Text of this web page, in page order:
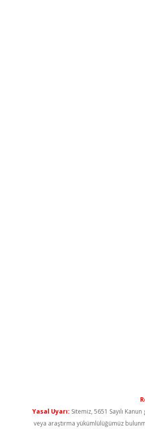
Yasal Uyarı: Sitemiz, 5651 Sayılı
veya araştırma yükümlülüğümüz